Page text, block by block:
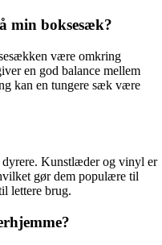
min boksesæk?
være omkring
en god balance mellem
kan en tungere sæk være
Kunstlæder og vinyl er
gør dem populære til
lettere brug.